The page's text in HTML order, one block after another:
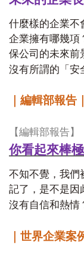
什麼樣的企業不
企業擁有哪幾項
保公司的未來前
沒有所謂的「安
｜編輯部報告｜
【編輯部報告】
你看起來棒極
不知不覺，我們
記了，是不是因
沒有自信和熱情
｜世界企業案